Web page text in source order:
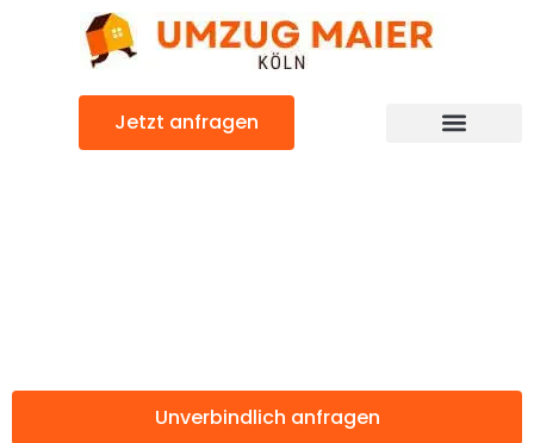
Jetzt anfragen
Unverbindlich anfragen